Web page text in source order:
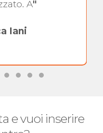
A"
Iani
e vuoi inserire